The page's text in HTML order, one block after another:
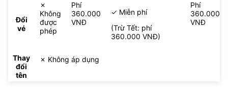
Đổi
vé
✗
Không
được
phép
Phí
360.000
VNĐ
✓ Miễn phí
(Trừ Tết: phí
360.000 VNĐ)
Phí
360.000
VNĐ
Thay
đổi
tên
✗ Không áp dụng